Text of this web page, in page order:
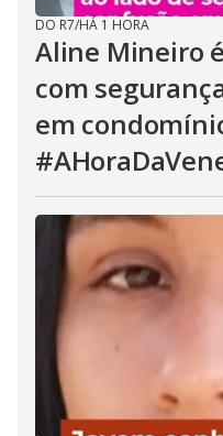
DO R7/HÁ 1 HORA
Aline Mineiro
com
em